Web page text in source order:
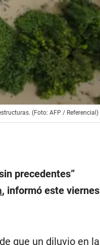
(Foto: AFP / Referencial)
precedentes”
, informó este viernes
que un diluvio en la